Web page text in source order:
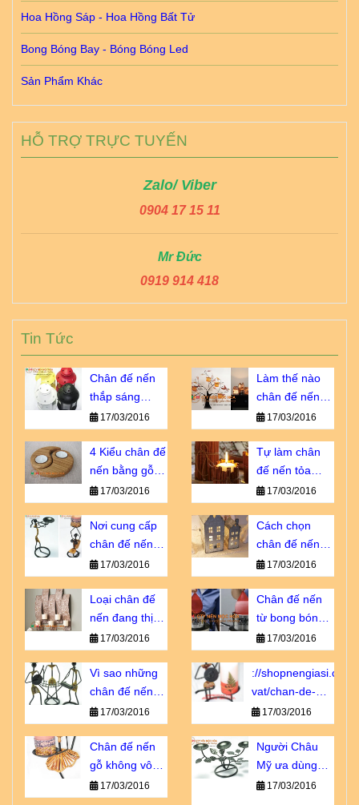
Hoa Hồng Sáp - Hoa Hồng Bất Tử
Bong Bóng Bay - Bóng Bóng Led
Sản Phẩm Khác
HỖ TRỢ TRỰC TUYẾN
Zalo/ Viber
0904 17 15 11
Mr Đức
0919 914 418
Tin Tức
Chân đế nến
thắp sáng
thành phố
ngàn sao giá
bao nhiêu?
17/03/2016
Làm thế nào
chân đế nến
trở thành vật
không thể
thiếu?
17/03/2016
4 Kiểu chân đế
nến bằng gỗ
bạn không thể
bỏ qua
17/03/2016
Tự làm chân
đế nến tỏa
hương dịu êm
17/03/2016
Nơi cung cấp
chân đế nến
giá sỉ chiết
khấu cao
17/03/2016
Cách chọn
chân đế nến
tôn vinh vẻ đẹp
nội thất
17/03/2016
Loại chân đế
nến đang thịnh
hành số 1 tại
Châu u
17/03/2016
Chân đế nến
từ bong bóng -
sao lại không?
17/03/2016
Vì sao những
chân đế nến
này luôn cháy
hàng?
17/03/2016
://
vat/chan-de-
nen-go-khong-
vo-dung-nhu-
ban-nghi.html
17/03/2016
Chân đế nến
gỗ không vô
dụng như bạn
nghĩ!
17/03/2016
Người Châu
Mỹ ưa dùng
loại chân đế
17/03/2016